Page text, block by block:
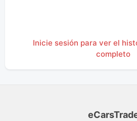
Inicie sesión para ver el
completo